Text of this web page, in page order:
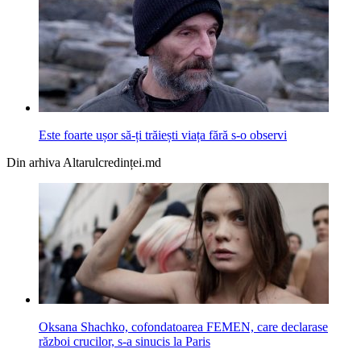
Este foarte ușor să-ți trăiești viața fără s-o observi
Din arhiva Altarulcredinței.md
Oksana Shachko, cofondatoarea FEMEN, care declarase
război crucilor, s-a sinucis la Paris